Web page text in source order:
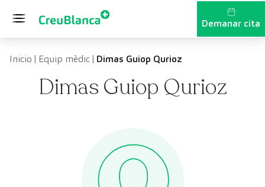
Demanar cita
Inicio | Equip mèdic| Dimas Guiop Qurioz
Dimas Guiop Qurioz